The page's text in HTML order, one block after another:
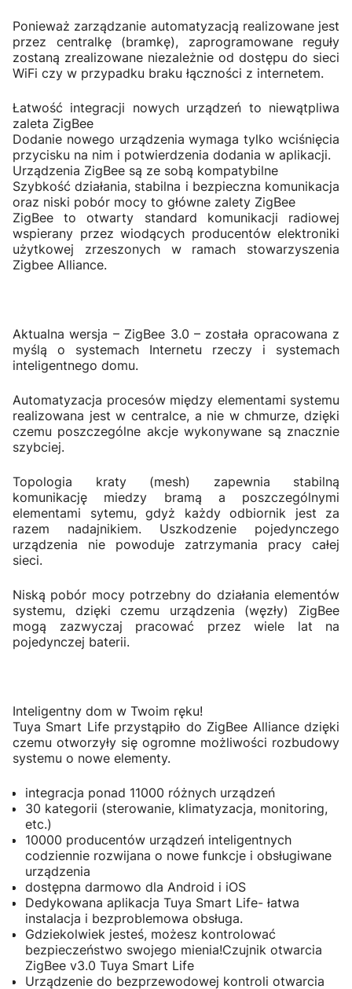
Ponieważ zarządzanie automatyzacją realizowane jest
przez centralkę (bramkę), zaprogramowane reguły
zostaną zrealizowane niezależnie od dostępu do sieci
WiFi czy w przypadku braku łączności z internetem.
Łatwość integracji nowych urządzeń to niewątpliwa
zaleta ZigBee
Dodanie nowego urządzenia wymaga tylko wciśnięcia
przycisku na nim i potwierdzenia dodania w aplikacji.
Urządzenia ZigBee są ze sobą kompatybilne
Szybkość działania, stabilna i bezpieczna komunikacja
oraz niski pobór mocy to główne zalety ZigBee
ZigBee to otwarty standard komunikacji radiowej
wspierany przez wiodących producentów elektroniki
użytkowej zrzeszonych w ramach stowarzyszenia
Zigbee Alliance.
Aktualna wersja – ZigBee 3.0 – została opracowana z
myślą o systemach Internetu rzeczy i systemach
inteligentnego domu.
Automatyzacja procesów między elementami systemu
realizowana jest w centralce, a nie w chmurze, dzięki
czemu poszczególne akcje wykonywane są znacznie
szybciej.
Topologia kraty (mesh) zapewnia stabilną
komunikację miedzy bramą a poszczególnymi
elementami sytemu, gdyż każdy odbiornik jest za
razem nadajnikiem. Uszkodzenie pojedynczego
urządzenia nie powoduje zatrzymania pracy całej
sieci.
Niską pobór mocy potrzebny do działania elementów
systemu, dzięki czemu urządzenia (węzły) ZigBee
mogą zazwyczaj pracować przez wiele lat na
pojedynczej baterii.
Inteligentny dom w Twoim ręku!
Tuya Smart Life przystąpiło do ZigBee Alliance dzięki
czemu otworzyły się ogromne możliwości rozbudowy
systemu o nowe elementy.
integracja ponad 11000 różnych urządzeń
30 kategorii (sterowanie, klimatyzacja, monitoring,
etc.)
10000 producentów urządzeń inteligentnych
codziennie rozwijana o nowe funkcje i obsługiwane
urządzenia
dostępna darmowo dla Android i iOS
Dedykowana aplikacja Tuya Smart Life- łatwa
instalacja i bezproblemowa obsługa.
Gdziekolwiek jesteś, możesz kontrolować
bezpieczeństwo swojego mienia!Czujnik otwarcia
ZigBee v3.0 Tuya Smart Life
Urządzenie do bezprzewodowej kontroli otwarcia